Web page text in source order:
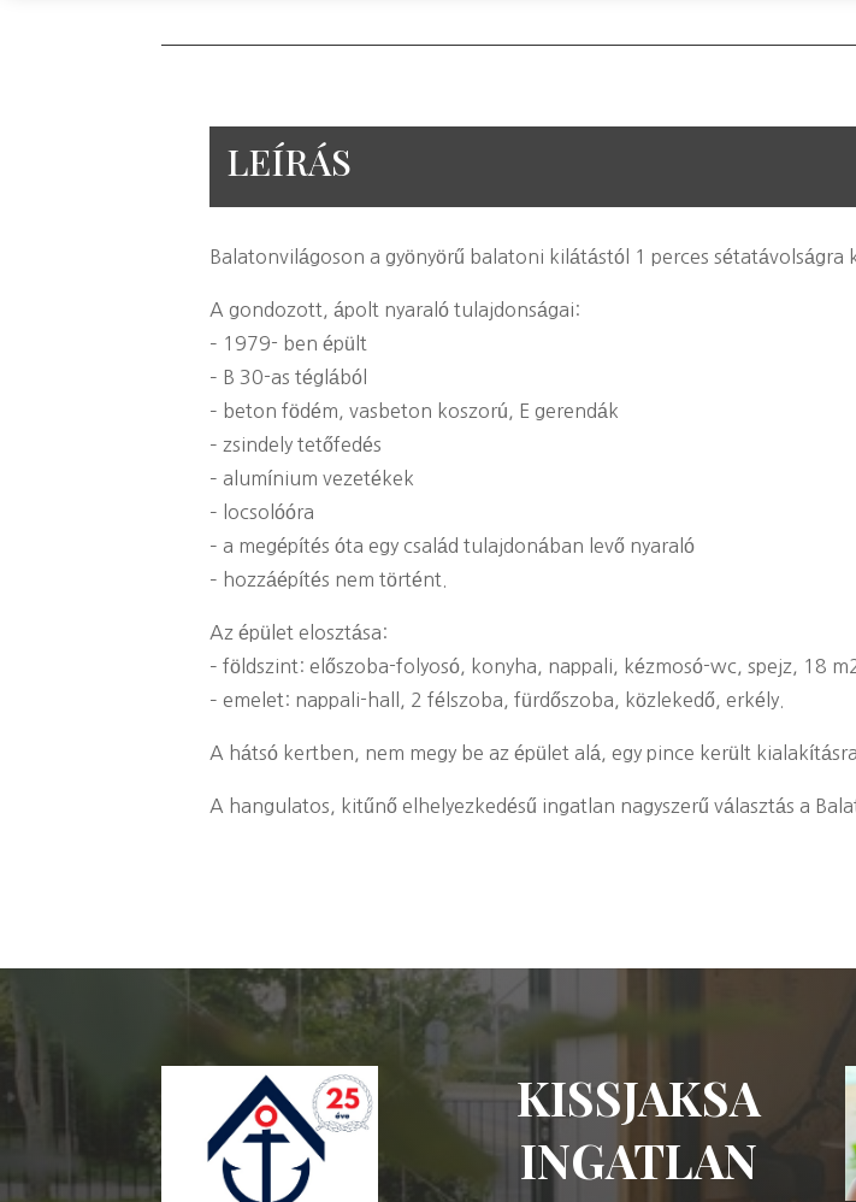
LEÍRÁS
Balatonvilágoson a gyönyörű balatoni kilátástól 1 perces sétatávolságra
A gondozott, ápolt nyaraló tulajdonságai:
– 1979- ben épült
– B 30-as téglából
– beton födém, vasbeton koszorú, E gerendák
– zsindely tetőfedés
– alumínium vezetékek
– locsolóóra
– a megépítés óta egy család tulajdonában levő nyaraló
– hozzáépítés nem történt.
Az épület elosztása:
– földszint: előszoba-folyosó, konyha, nappali, kézmosó-wc, spejz, 18
– emelet: nappali-hall, 2 félszoba, fürdőszoba, közlekedő, erkély.
A hátsó kertben, nem megy be az épület alá, egy pince került
A hangulatos, kitűnő elhelyezkedésű ingatlan nagyszerű választás a
KISSJAKSA
INGATLAN